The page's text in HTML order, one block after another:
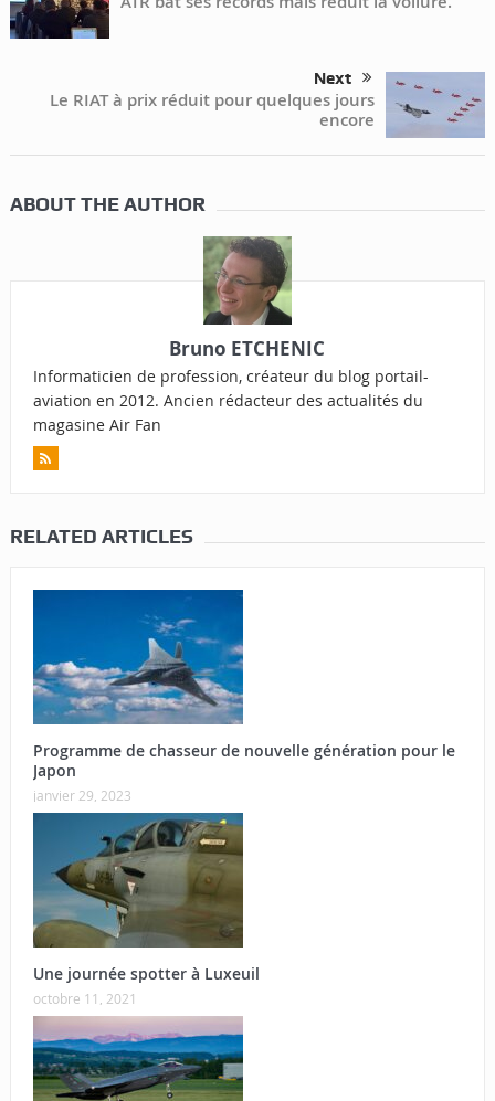
Next
Le RIAT à prix réduit pour quelques jours
encore
ABOUT THE AUTHOR
Bruno ETCHENIC
Informaticien de profession, créateur du blog portail-
aviation en 2012. Ancien rédacteur des actualités du
magasine Air Fan
RELATED ARTICLES
Programme de chasseur de nouvelle génération pour le
Japon
janvier 29, 2023
Une journée spotter à Luxeuil
octobre 11, 2021